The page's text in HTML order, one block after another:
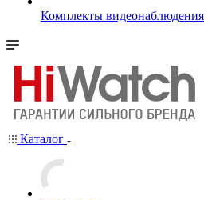
Комплекты видеонаблюдения
Каталог